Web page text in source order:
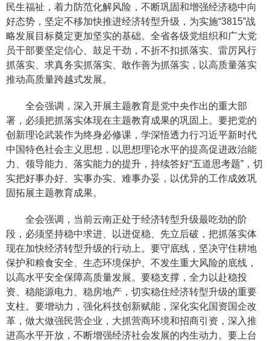
民生福祉，着力防范化解风险，不断巩固和增强经济稳中向
好态势，坚定不移加快推进经济转型升级，为实施“3815”战
略发展目标奠定更加坚实的基础。全省各级党组织和广大党
员干部要坚定信心、鼓足干劲，不折不扣抓落实、雷厉风行
抓落实、求真务实抓落实、敢作善为抓落实，以高质量落实
推动高质量跨越式发展。
全会强调，深入开展主题教育是党中央作出的重大部
署，必须把抓落实体现在主题教育成果的巩固上。要把党的
创新理论武装作为终身必修课，学深悟透力行习近平新时代
中国特色社会主义思想，以思想理论水平的提高促进政治能
力、领导能力、落实能力的提升，持续答好“五道思考题”，切
实把好事办好、实事办实、难事办妥，以优异的工作成效巩
固拓展主题教育成果。
全会强调，当前云南正处于经济转型升级最吃劲的阶
段，必须坚持稳中求进、以进促稳、先立后破，把抓落实体
现在加快经济转型升级的行动上。要守底线，坚决守住耕地
保护和粮食安全、生态环境保护、不发生重大风险的底线，
以高水平安全保障高质量发展。要稳支撑，全力以赴稳投
资、稳能源电力、稳房地产，切实稳住经济转型升级的重要
支柱。要增动力，强化科技创新赋能，深化实化国资国企改
革，做大做强民营企业，大抓营商环境和招商引资，深入推
进高水平开放，不断增强经济社会发展的内生动力。要上台